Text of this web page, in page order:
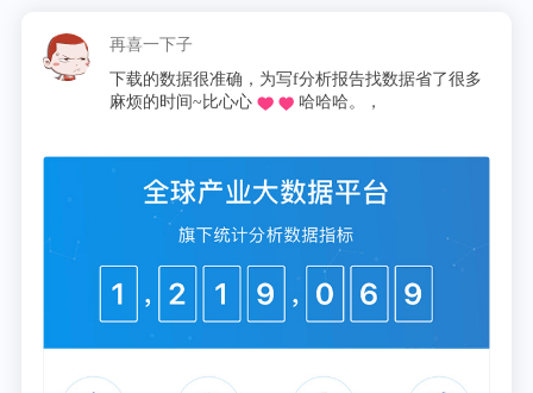
目前来看，名创优品在国内市场的恢复速度要快于国
外市场。截至2020年底，国内门店恢复率约为95%，
外门店中约90%恢复运营，整体恢复率为60%。对于
这一变化，名创优品或在短期内重点提升国内门店的
经营效率。
看不见的增长因素
再喜一下子
下载的数据很准确，为写f分析报告找数据省了很多
麻烦的时间~比心心
哈哈哈。，